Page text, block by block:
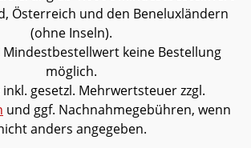
Österreich und den Beneluxländern
(ohne Inseln).
Mindestbestellwert keine Bestellung
möglich.
inkl. gesetzl. Mehrwertsteuer zzgl.
und ggf. Nachnahmegebühren, wenn
anders angegeben.